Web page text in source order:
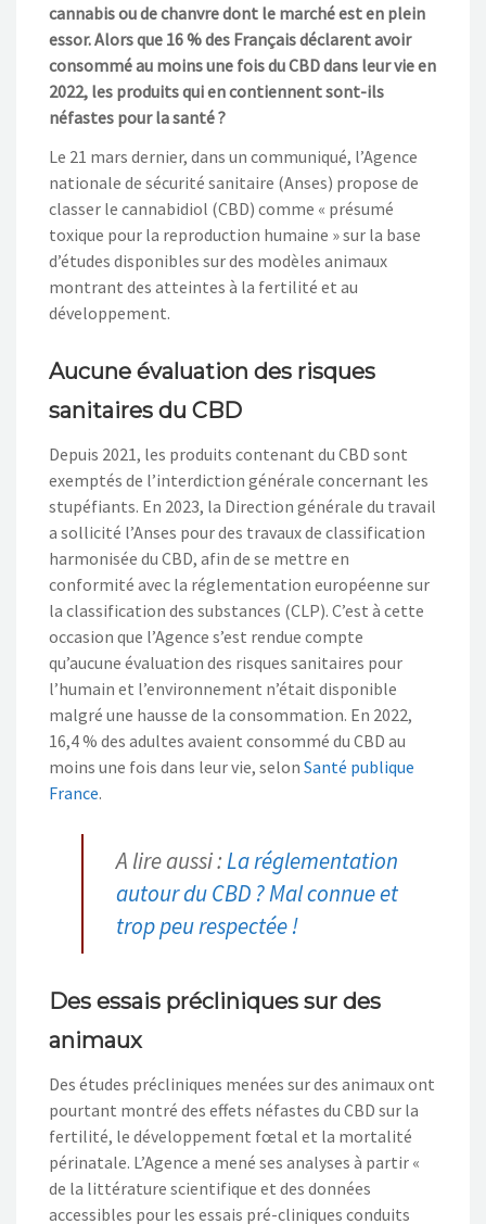
cannabis ou de chanvre dont le marché est en plein
essor. Alors que 16 % des Français déclarent avoir
consommé au moins une fois du CBD dans leur vie en
2022, les produits qui en contiennent sont-ils
néfastes pour la santé ?
Le 21 mars dernier, dans un communiqué, l’Agence
nationale de sécurité sanitaire (Anses) propose de
classer le cannabidiol (CBD) comme « présumé
toxique pour la reproduction humaine » sur la base
d’études disponibles sur des modèles animaux
montrant des atteintes à la fertilité et au
développement.
Aucune évaluation des risques
sanitaires du CBD
Depuis 2021, les produits contenant du CBD sont
exemptés de l’interdiction générale concernant les
stupéfiants. En 2023, la Direction générale du travail
a sollicité l’Anses pour des travaux de classification
harmonisée du CBD, afin de se mettre en
conformité avec la réglementation européenne sur
la classification des substances (CLP). C’est à cette
occasion que l’Agence s’est rendue compte
qu’aucune évaluation des risques sanitaires pour
l’humain et l’environnement n’était disponible
malgré une hausse de la consommation. En 2022,
16,4 % des adultes avaient consommé du CBD au
moins une fois dans leur vie, selon Santé publique
France.
A lire aussi :La réglementation
autour du CBD ? Mal connue et
trop peu respectée !
Des essais précliniques sur des
animaux
Des études précliniques menées sur des animaux ont
pourtant montré des effets néfastes du CBD sur la
fertilité, le développement fœtal et la mortalité
périnatale. L’Agence a mené ses analyses à partir «
de la littérature scientifique et des données
accessibles pour les essais pré-cliniques conduits